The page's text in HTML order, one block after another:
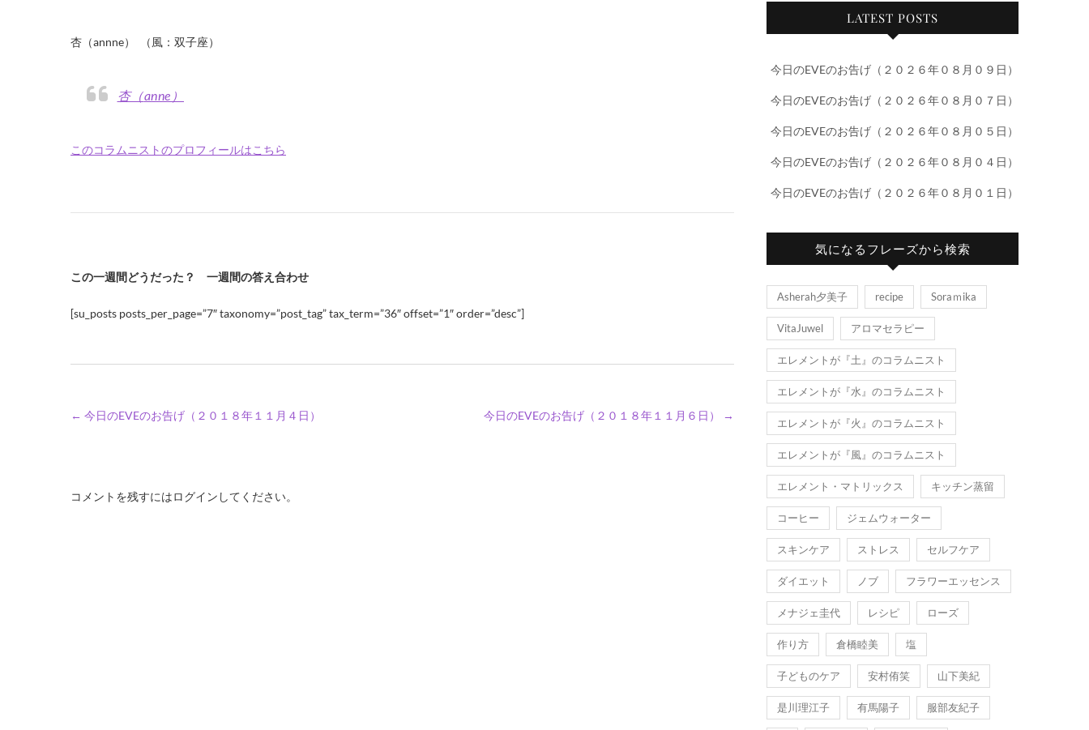
杏（annne） （風：双子座）
杏（anne）
このコラムニストのプロフィールはこちら
この一週間どうだった？ 一週間の答え合わせ
[su_posts posts_per_page=”7″ taxonomy=”post_tag” tax_term=”36″ offset=”1″ order=”desc”]
← 今日のEVEのお告げ（２０１８年１１月４日） 今日のEVEのお告げ（２０１８年１１月６日） →
コメントを残すにはログインしてください。
LATEST POSTS
今日のEVEのお告げ（２０２６年０８月０９日）
今日のEVEのお告げ（２０２６年０８月０７日）
今日のEVEのお告げ（２０２６年０８月０５日）
今日のEVEのお告げ（２０２６年０８月０４日）
今日のEVEのお告げ（２０２６年０８月０１日）
気になるフレーズから検索
Asherah夕美子 recipe Soraｍika
VitaJuwel アロマセラピー
エレメントが『土』のコラムニスト
エレメントが『水』のコラムニスト
エレメントが『火』のコラムニスト
エレメントが『風』のコラムニスト
エレメント・マトリックス キッチン蒸留
コーヒー ジェムウォーター
スキンケア ストレス セルフケア
ダイエット ノブ フラワーエッセンス
メナジェ圭代 レシピ ローズ
作り方 倉橋睦美 塩
子どものケア 安村侑笑 山下美紀
是川理江子 有馬陽子 服部友紀子